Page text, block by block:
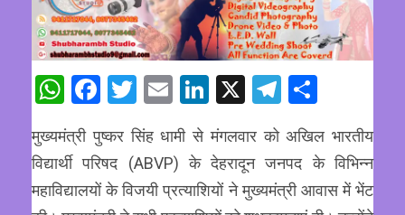
WhatsApp
Facebook
Twitter
EmailLinkedIn
X Telegram
मुख्यमंत्री पुष्कर सिंह धामी से मंगलवार को अखिल भारतीय
विद्यार्थी परिषद (ABVP) के देहरादून जनपद के विभिन्न
महाविद्यालयों के विजयी प्रत्याशियों ने मुख्यमंत्री आवास में भेंट